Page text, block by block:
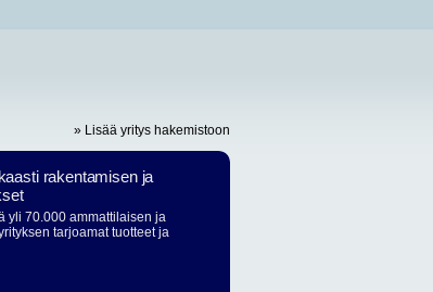
» Lisää yritys hakemistoon
rakentamisen ja
yli 70.000 ammattilaisen ja
tarjoamat tuotteet ja